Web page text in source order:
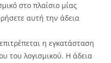
στο πλαίσιο μίας
αυτή την άδεια
η εγκατάσταση
του λογισμικού. Η άδεια